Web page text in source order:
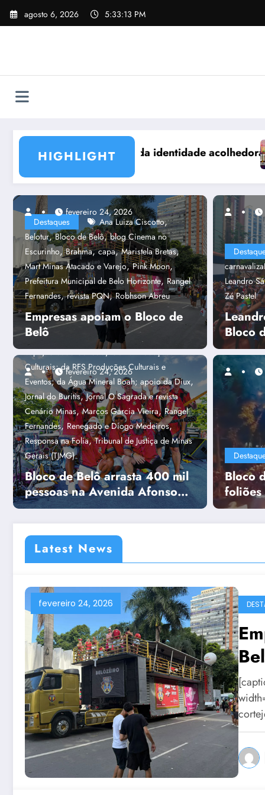
Pular
para
agosto 6, 2026 5:33:15 PM
HIGHLIGHT
Carnaval de BH
Associações e ligas dos blocos de rua de BH
Destaques Ana Luiza Ciscotto,
Belotur,Bloco de Belô,blog Cinema no
Escurinho,Brahma,capa,Maristela Bretas,
Mart Minas Atacado e Varejo,Pink Moon,
Prefeitura Municipal de Belo Horizonte, Rangel
Fernandes,revista PQN,Robhson Abreu
Empresas apoiam o Bloco de
Belô
fevereiro 24, 2026
Destaques Alex Rhodrigues,Alpha
Sites & Sistemas; Associação dos Blocos de
Rua de BH (Abra BH); Conrerp 3ª Região; e das
mídias parceiras - Jornal de Belô,Bloco de
Belô,campanha Não Perca o Réu Primário
capa,Cidade Conecta,Goma Produções
Culturais; da RFS Produções Culturais e
Eventos; da Água Mineral Boah; apoio da Diux,
Jornal do Buritis,Jornal O Sagrada e revista
Cenário Minas,Marcos Garcia Vieira, Rangel
Fernandes, Renegado e Diogo Medeiros,
Responsa na Folia,Tribunal de Justiça de Minas
Gerais (TJMG)
Bloco de Belô arrasta 400 mil
pessoas na Avenida Afonso
Pena
fevereiro 24, 2026
Leandro Sá
Zé Pastel
Bloco
Bloco
foliões
Capa Amanda Caiafa
Foliões
rock do Putz
Consulte mais informação
fevereiro 21, 2023
Latest News
fevereiro 24, 2026